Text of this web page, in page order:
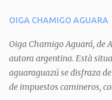
t
a
r
i
o
OIGA CHAMIGO AGUARA
Oiga Chamigo Aguará, de
autora argentina. Està
aguaraguazú se disfraza
de impuestos camineros,